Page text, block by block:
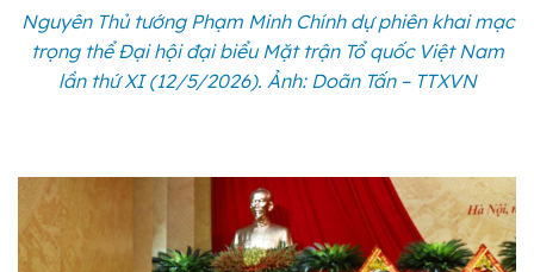
Nguyên Thủ tướng Phạm Minh Chính dự phiên khai mạc
trọng thể Đại hội đại biểu Mặt trận Tổ quốc Việt Nam
lần thứ XI (12/5/2026). Ảnh: Doãn Tấn – TTXVN